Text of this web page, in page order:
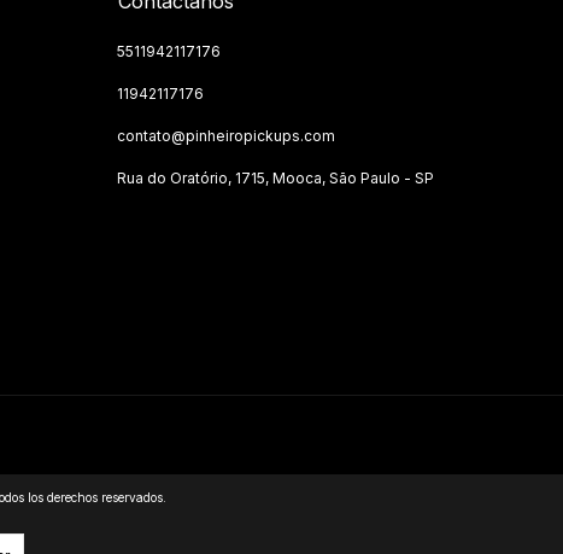
5511942117176
11942117176
contato@pinheiropickups.com
Rua do Oratório, 1715, Mooca, São Paulo - SP
los derechos reservados.